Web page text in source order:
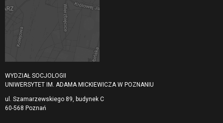
WYDZIAŁ SOCJOLOGII
UNIWERSYTET IM. ADAMA MICKIEWICZA W POZNANIU
ul. Szamarzewskiego 89, budynek C
60-568 Poznań